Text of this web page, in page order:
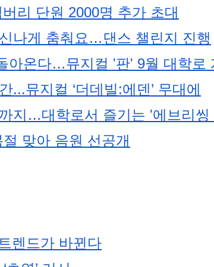
리 단원 2000명 추가 초대
나게 춤춰요…댄스 챌린지 진행
아온다…뮤지컬 '판' 9월 대학로
...뮤지컬 ‘더데빌:에덴’ 무대에
지…대학로서 즐기는 '에브리씽
맞아 음원 선공개
렌드가 바뀐다